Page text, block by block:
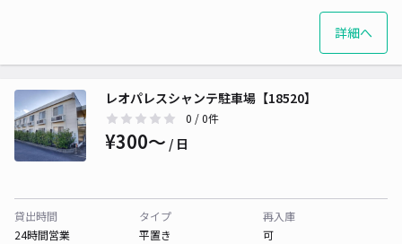
詳細へ
レオパレスシャンテ駐車場【18520】
0 / 0件
¥300〜 / 日
貸出時間
24時間営業
タイプ
平置き
再入庫
可